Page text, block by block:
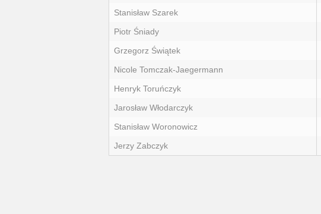
Stanisław Szarek
Piotr Śniady
Grzegorz Świątek
Nicole Tomczak-Jaegermann
Henryk Toruńczyk
Jarosław Włodarczyk
Stanisław Woronowicz
Jerzy Zabczyk